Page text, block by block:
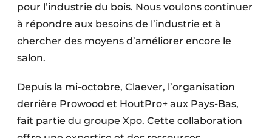
pour l’industrie du bois. Nous voulons continuer
à répondre aux besoins de l’industrie et à
chercher des moyens d’améliorer encore le
salon.
Depuis la mi-octobre, Claever, l’organisation
derrière Prowood et HoutPro+ aux Pays-Bas,
fait partie du groupe Xpo. Cette collaboration